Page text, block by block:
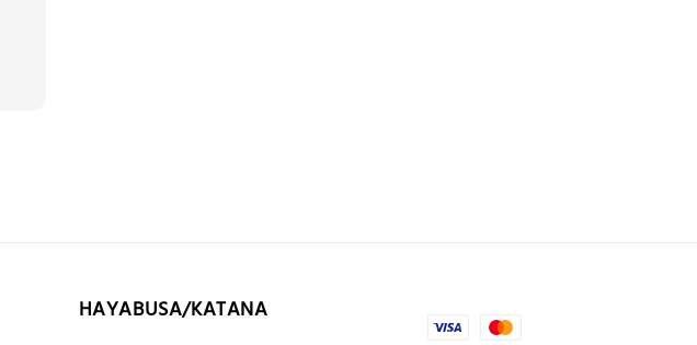
HAYABUSA/KATANA